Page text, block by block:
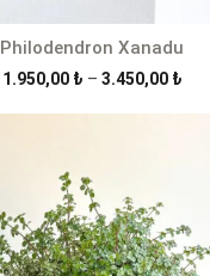
Philodendron Xanadu
1.950,00 ₺ – 3.450,00 ₺Fiyat